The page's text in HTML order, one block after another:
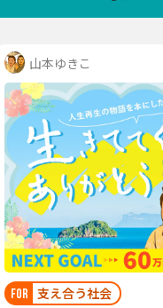
山本ゆきこ
FOR 支え合う社会